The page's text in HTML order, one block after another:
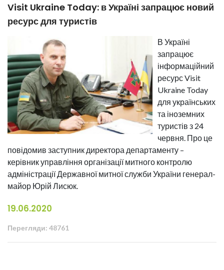
Visit Ukraine Today: в Україні запрацює новий
ресурс для туристів
В Україні
запрацює
інформаційний
ресурс Visit
Ukraine Today
для українських
та іноземних
туристів з 24
червня. Про це
повідомив заступник директора департаменту –
керівник управління організації митного контролю
адміністрації Державної митної служби України генерал-
майор Юрій Лисюк.
19.06.2020
Перегляди: 48761